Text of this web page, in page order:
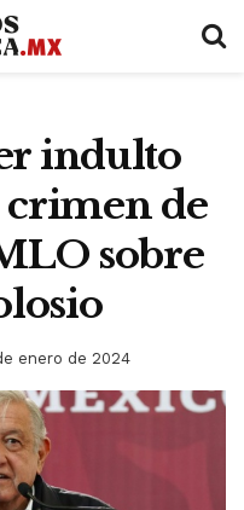
indulto
de
sobre
enero de 2024